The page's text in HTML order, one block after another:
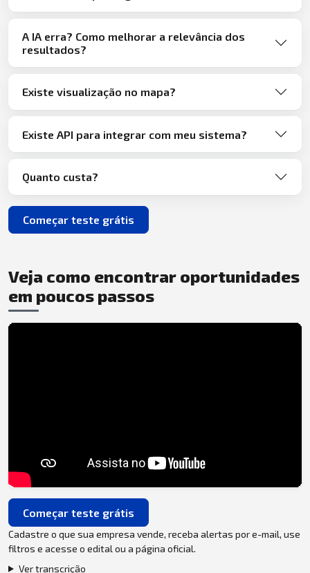
A IA erra? Como melhorar a relevância dos
resultados?
Existe visualização no mapa?
Existe API para integrar com meu sistema?
Quanto custa?
Começar teste grátis
Veja como encontrar oportunidades
em poucos passos
Começar teste grátis
Cadastre o que sua empresa vende, receba alertas por e-mail, use
filtros e acesse o edital ou a página oficial.
Ver transcrição